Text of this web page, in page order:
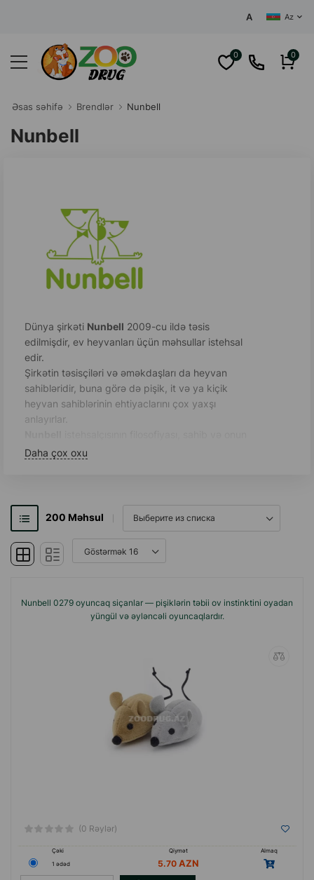
AZƏRBAYCANINAz
0 0
Əsas səhifə Brendlər Nunbell
Nunbell
Dünya şirkəti Nunbell 2009-cu ildə təsis
edilmişdir, ev heyvanları üçün məhsullar istehsal
edir.
Şirkətin təsisçiləri və əməkdaşları da heyvan
sahibləridir, buna görə də pişik, it və ya kiçik
heyvan sahiblərinin ehtiyaclarını çox yaxşı
anlayırlar.
ev heyvanı arasındakı əlaqəni gücləndirmək,
Mükəmməl keyfiyyət: modellər hazırlayarkən,
yumşaq, toksik olmayan materiallar seçilir.
İstehsal texnologiyasına riayət edilməsi bütün
mərhələlərdə nəzarət olunur.
HərNunbell
formaya daxil edilmiş faydalı funksionallığı, xoş
parlaq rəngdə təqdim etməyə çalışırlar.
Mövcud variantların böyük müxtəlifliyi, ağız
gigiyenası və gündəlik fəaliyyətdə yeni
zirvələrə nail olmağa imkan verəcək.
Daha çox oxu
200 Məhsul
Nunbell 0279 oyuncaq siçanlar — pişiklərin təbii ov instinktini oyadan
yüngül və əyləncəli oyuncaqlardır.
(0 Rəylər)
Çəki Qiymət
Almaq
1 ədəd
5.70